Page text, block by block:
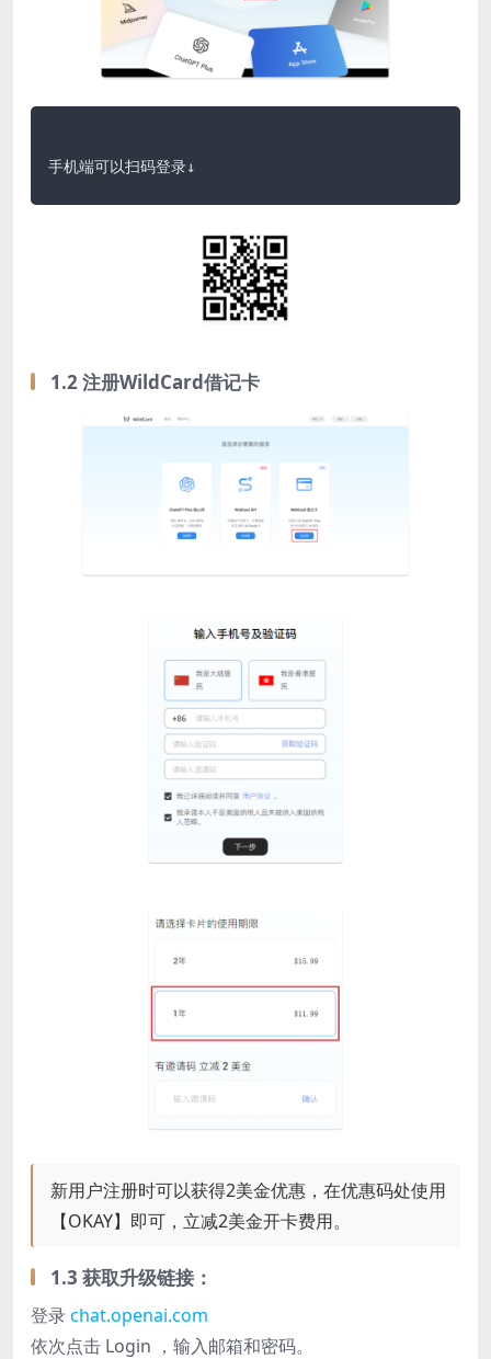
手机端可以扫码登录↓
1.2 注册WildCard借记卡
新用户注册时可以获得2美金优惠，在优惠码处使用
【OKAY】即可，立减2美金开卡费用。
1.3 获取升级链接：
登录chat.openai.com
依次点击 Login ，输入邮箱和密码。